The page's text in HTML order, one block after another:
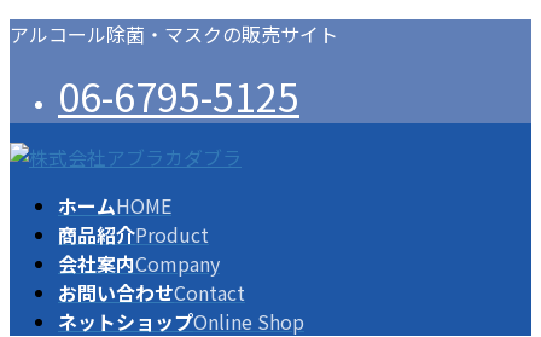
コ
ン
ツ
ナ
ー
シ
アルコール除菌・マスクの販売サイト
06-6795-5125
ホームHOME
商品紹介Product
会社案内Company
お問い合わせContact
ネットショップOnline Shop